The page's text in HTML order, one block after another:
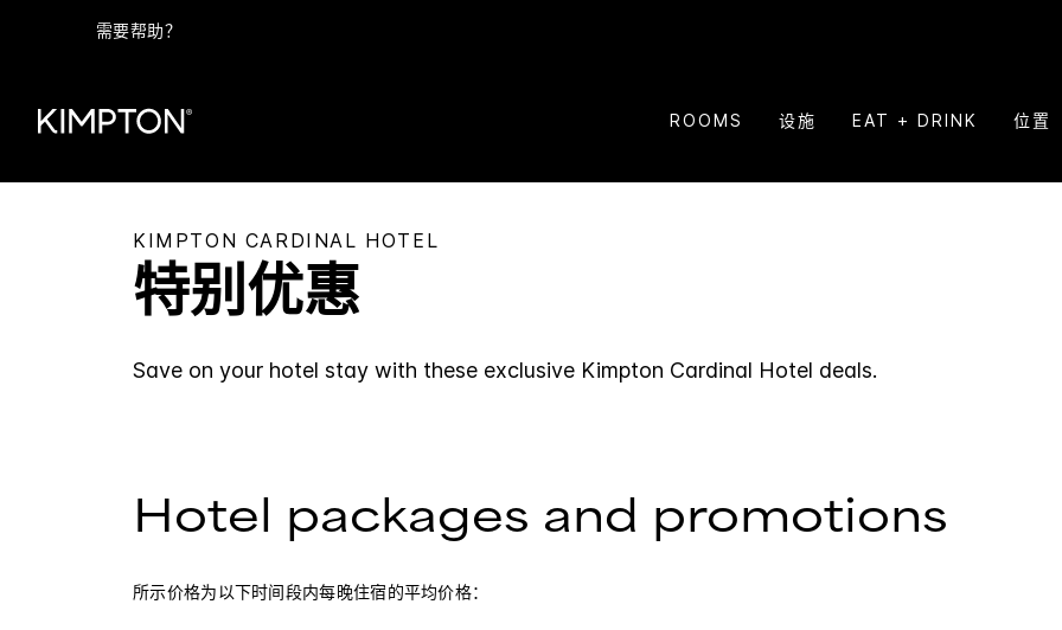
需要帮助？
ROOMS 设施 EAT + DRINK 位置
KIMPTON CARDINAL HOTEL
特别优惠
Save on your hotel stay with these exclusive Kimpton Cardinal Hotel deals.
Hotel packages and promotions
所示价格为以下时间段内每晚住宿的平均价格：